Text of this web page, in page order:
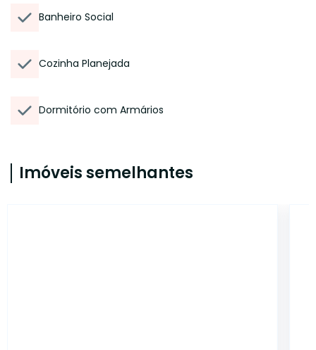
Banheiro Social
Cozinha Planejada
Dormitório com Armários
Imóveis semelhantes